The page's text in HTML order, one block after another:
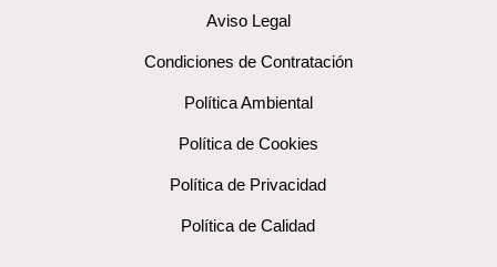
Aviso Legal
Condiciones de Contratación
Política Ambiental
Política de Cookies
Política de Privacidad
Política de Calidad